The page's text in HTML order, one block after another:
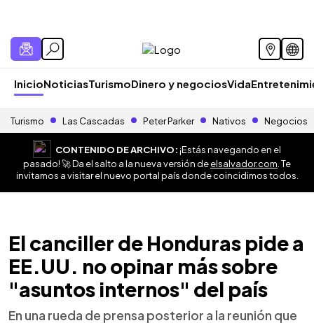
InicioNoticiasTurismoDinero y negociosVida
Turismo Las Cascadas Peter Parker Nativos Negocios
CONTENIDO DE ARCHIVO:¡Estás navegando en el
pasado! 🚀 Da el salto a la nueva versión deelsalvador.com . Te
invitamos a visitar el nuevo portal país donde coincidimos todos.
El canciller de Honduras pide a
EE.UU. no opinar más sobre
"asuntos internos" del país
En una rueda de prensa posterior a la reunión que